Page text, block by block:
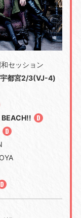
セッション
宇都宮2/3(VJ-4)